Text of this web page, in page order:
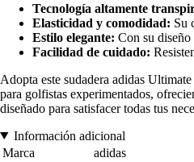
Tecnología altamente
Elasticidad y comodidad: Su
Estilo elegante: Con su diseño
Facilidad de cuidado:
Adopta este sudadera adidas
para golfistas experimentados,
diseñado para satisfacer todas tus
Información adicional
Marca
adidas